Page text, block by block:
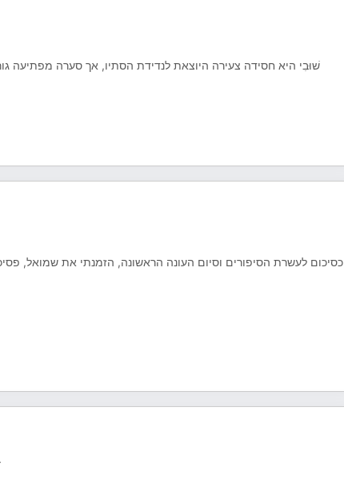
שׁוּבִי היא חסידה צעירה היוצאת לנדידת הסתיו, אך סערה
כסיכום לעשרת הסיפורים וסיום העונה הראשונה, הזמנתי את שמואל,